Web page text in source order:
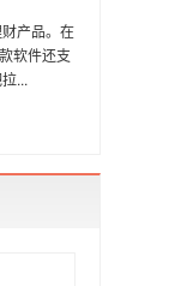
产品。在
软件还支
...